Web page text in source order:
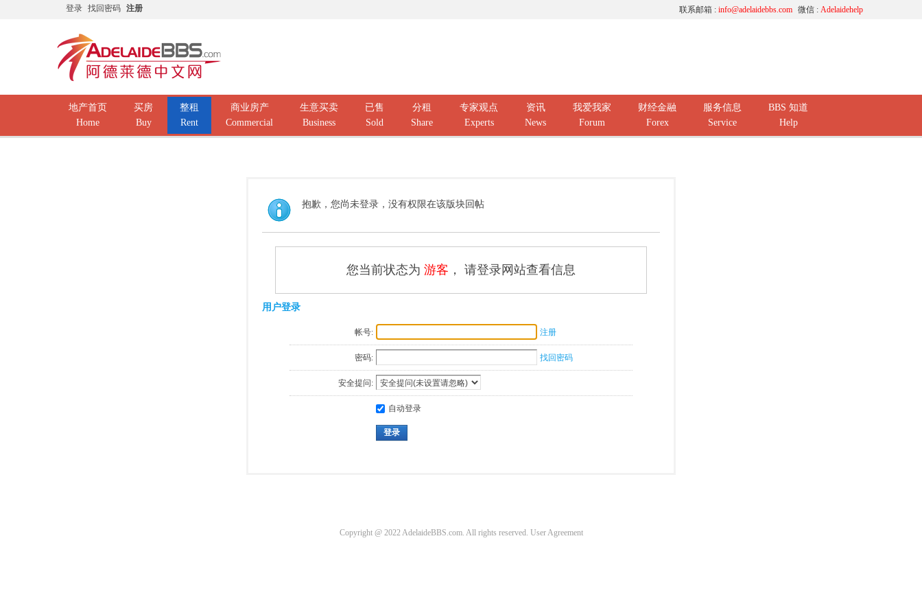
登录 找回密码 注册 微信 : Adelaidehelp
联系邮箱 : info@adelaidebbs.com
地产首页
Home
买房
Buy
整租
Rent
商业房产
Commercial
生意买卖
Business
已售
Sold
分租
Share
专家观点
Experts
资讯
News
我爱我家
Forum
财经金融
Forex
服务信息
Service
BBS 知道
Help
抱歉，您尚未登录，没有权限在该版块回帖
您当前状态为 游客 ， 请登录网站查看信息
用户登录
帐号: 注册
密码: 找回密码
安全提问:
自动登录
登录
Copyright @ 2022 AdelaideBBS.com. All rights reserved. User Agreement